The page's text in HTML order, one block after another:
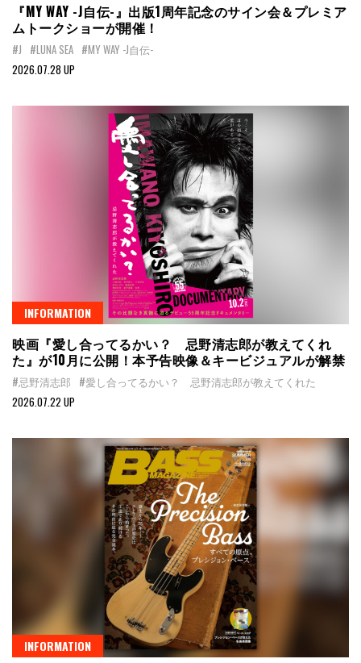
『MY WAY -J自伝-』出版1周年記念のサイン会＆プレミア
ムトークショーが開催！
#J #LUNA SEA #MY WAY -J自伝-
2026.07.28 UP
INFORMATION
映画『愛し合ってるかい？ 忌野清志郎が教えてくれ
た』が10月に公開！本予告映像＆キービジュアルが解禁
#忌野清志郎 #愛し合ってるかい？ 忌野清志郎が教えてくれた
2026.07.22 UP
INFORMATION